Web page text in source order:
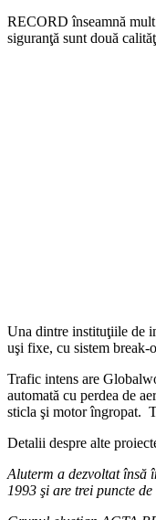
RECORD înseamnă
siguranţă sunt două
Una dintre instituţiile de
uşi fixe, cu sistem break-
Trafic intens are
automată cu perdea de
sticla şi motor îngropat.
Detalii despre alte
Aluterm a dezvoltat însă
1993 şi are trei puncte